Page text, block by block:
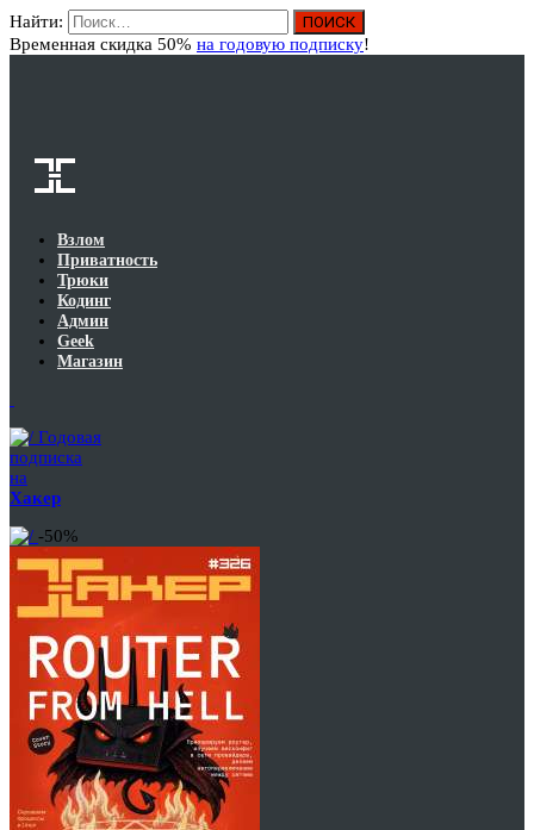
Найти:
Временная скидка 50% на годовую подписку!
Взлом
Приватность
Трюки
Кодинг
Админ
Geek
Магазин
Годовая
подписка
на
Хакер
-50%